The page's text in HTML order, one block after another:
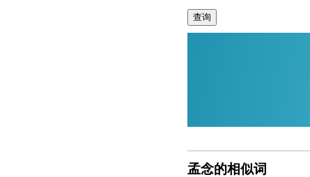
查询
孟念的相似词